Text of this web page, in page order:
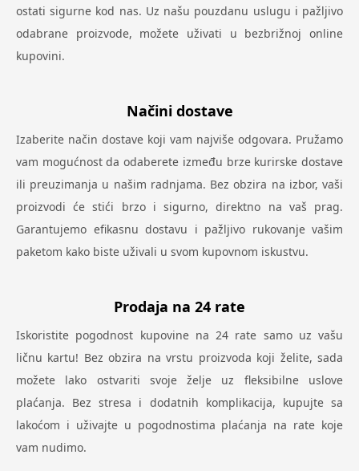
ostati sigurne kod nas. Uz našu pouzdanu uslugu i pažljivo
odabrane proizvode, možete uživati u bezbrižnoj online
kupovini.
Načini dostave
Izaberite način dostave koji vam najviše odgovara. Pružamo
vam mogućnost da odaberete između brze kurirske dostave
ili preuzimanja u našim radnjama. Bez obzira na izbor, vaši
proizvodi će stići brzo i sigurno, direktno na vaš prag.
Garantujemo efikasnu dostavu i pažljivo rukovanje vašim
paketom kako biste uživali u svom kupovnom iskustvu.
Prodaja na 24 rate
Iskoristite pogodnost kupovine na 24 rate samo uz vašu
ličnu kartu! Bez obzira na vrstu proizvoda koji želite, sada
možete lako ostvariti svoje želje uz fleksibilne uslove
plaćanja. Bez stresa i dodatnih komplikacija, kupujte sa
lakoćom i uživajte u pogodnostima plaćanja na rate koje
vam nudimo.